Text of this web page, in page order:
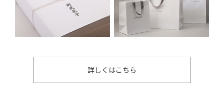
詳しくはこちら